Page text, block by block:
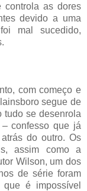
controla as dores
devido a uma
mal sucedido,
com começo e
segue de
tudo se desenrola
confesso que já
do outro. Os
assim como a
Wilson, um dos
de série foram
é impossível